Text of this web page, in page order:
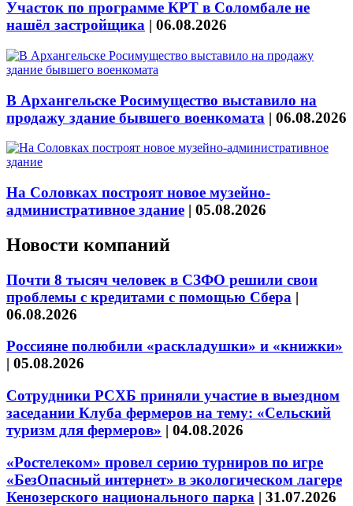
Участок по программе КРТ в Соломбале не
нашёл застройщика | 06.08.2026
В Архангельске Росимущество выставило на
продажу здание бывшего военкомата | 06.08.2026
На Соловках построят новое музейно-
административное здание | 05.08.2026
Новости компаний
Почти 8 тысяч человек в СЗФО решили свои
проблемы с кредитами с помощью Сбера |
06.08.2026
Россияне полюбили «раскладушки» и «книжки»
| 05.08.2026
Сотрудники РСХБ приняли участие в выездном
заседании Клуба фермеров на тему: «Сельский
туризм для фермеров» | 04.08.2026
«Ростелеком» провел серию турниров по игре
«БезОпасный интернет» в экологическом лагере
Кенозерского национального парка | 31.07.2026